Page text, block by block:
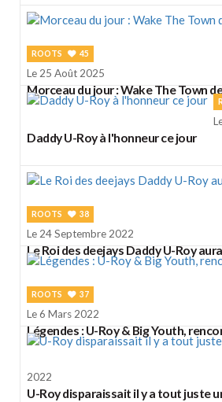
ROOTS 45
Le 25 Août 2025
Morceau du jour : Wake The Town
Daddy U-Roy à l'honneur ce jour
ROOTS 38
Le 24 Septembre 2022
Le Roi des deejays Daddy U-Roy
ROOTS 37
Le 6 Mars 2022
Légendes : U-Roy & Big Youth,
2022
U-Roy disparaissait il y a tout juste